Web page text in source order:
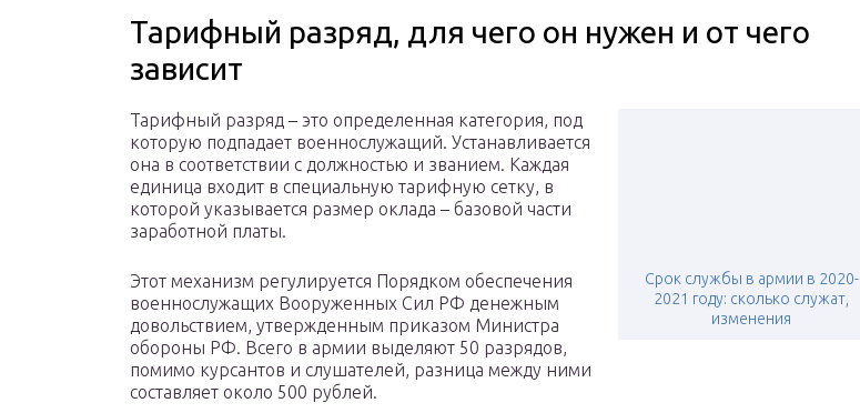
Тарифный разряд, для чего он нужен и от чего
зависит
Срок службы в армии в 2020-
2021 году: сколько служат,
изменения
Тарифный разряд – это определенная категория, под
которую подпадает военнослужащий. Устанавливается
она в соответствии с должностью и званием. Каждая
единица входит в специальную тарифную сетку, в
которой указывается размер оклада – базовой части
заработной платы.
Этот механизм регулируется Порядком обеспечения
военнослужащих Вооруженных Сил РФ денежным
довольствием, утвержденным приказом Министра
обороны РФ. Всего в армии выделяют 50 разрядов,
помимо курсантов и слушателей, разница между ними
составляет около 500 рублей.